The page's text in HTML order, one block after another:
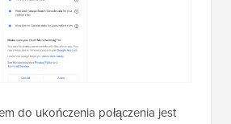
do ukończenia połączenia jest